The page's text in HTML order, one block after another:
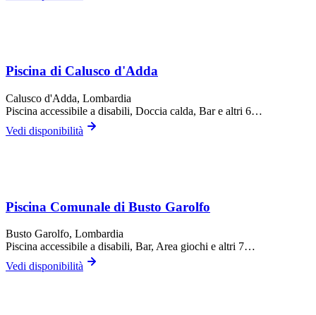
Piscina di Calusco d'Adda
Calusco d'Adda, Lombardia
Piscina accessibile a disabili, Doccia calda, Bare altri 6…
Vedi disponibilità
Piscina Comunale di Busto Garolfo
Busto Garolfo, Lombardia
Piscina accessibile a disabili, Bar, Area giochi e altri 7…
Vedi disponibilità